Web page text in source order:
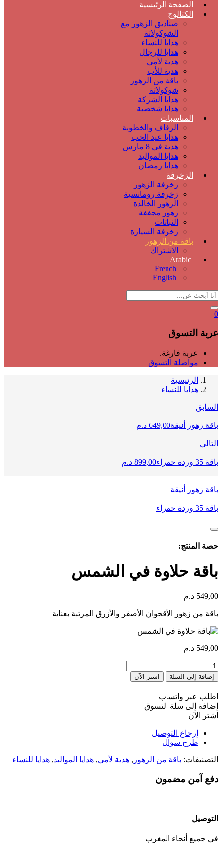
الصفحة الرئيسية
الكتالوج
صناديق الزهور مع
الشوكولاتة
هدايا للنساء
هدايا للرجال
هدية لأمي
هدية للأب
باقة من الزهور
شوكولاتة
هدايا الشركة
هدايا شخصية
المناسبات
الزفاف والخطوبة
هدايا عيد الحب
هدية في 8 مارس
هدايا المواليد
هدايا رمضان
الزخرفة
زخرفة الزهور
زخرفة رومانسية
الزهور الخالدة
زهور مجففة
النباتات
زخرفة السيارة
باقة من الزهور
الاشتراك
Arabic
French
English
0
عربة التسوق
عربة فارغة.
مواصلة التسوق
الرئيسية
هدايا للنساء
السابق
باقة زهور أنيقة649,00 د.م
التالي
باقة 35 وردة حمراء 899,00 د.م
باقة زهور أنيقة
باقة 35 وردة حمراء
حصة المنتج:
باقة حلاوة في الشمس
549,00 د.م
باقة من زهور الأقحوان الأصفر والأزرق المرتبة بعناية
549,00 د.م
كمية
Bouquet
Douceur
en
soleil
إضافة إلى السلة اشتر الآن
اطلب عبر واتساب
إضافة إلى سلة التسوق
اشتر الآن
إرجاع التوصيل
طرح سؤال
التصنيفات: باقة من الزهور , هدية لأمي, هدايا المواليد, هدايا للنساء
دفع آمن مضمون
التوصيل
في جميع أنحاء المغرب